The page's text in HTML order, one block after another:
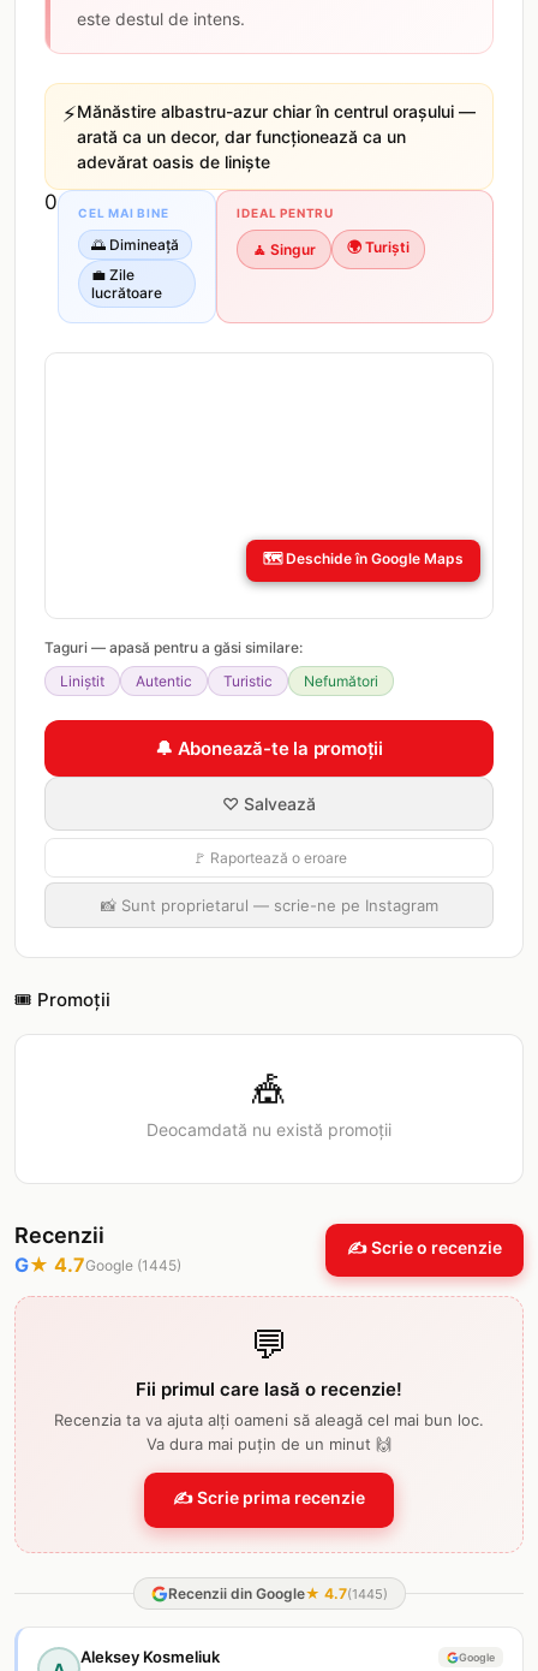
este destul de intens.
⚡Mănăstire albastru-azur chiar în centrul orașului —
arată ca un decor, dar funcționează ca un
adevărat oasis de liniște
0 CEL MAI BINE
🌅 Dimineață
💼 Zile
lucrătoare
IDEAL PENTRU
🧘 Singur 🌍 Turiști
🗺️Deschide în Google Maps
Taguri — apasă pentru a găsi similare:
Liniștit
Autentic Turistic Nefumători
🔔 Abonează-te la promoții
♡ Salvează
🚩 Raportează o eroare
📸 Sunt proprietarul — scrie-ne pe Instagram
🎟️ Promoții
🎪
Deocamdată nu există promoții
Recenzii
G★ 4.7Google (1445)
✍️ Scrie o recenzie
💬
Fii primul care lasă o recenzie!
Recenzia ta va ajuta alți oameni să aleagă cel mai bun loc.
Va dura mai puțin de un minut 🙌
✍️ Scrie prima recenzie
Recenzii din Google★ 4.7(1445)
Aleksey Kosmeliuk Google